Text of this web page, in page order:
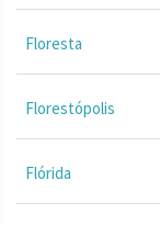
Floresta
Florestópolis
Flórida